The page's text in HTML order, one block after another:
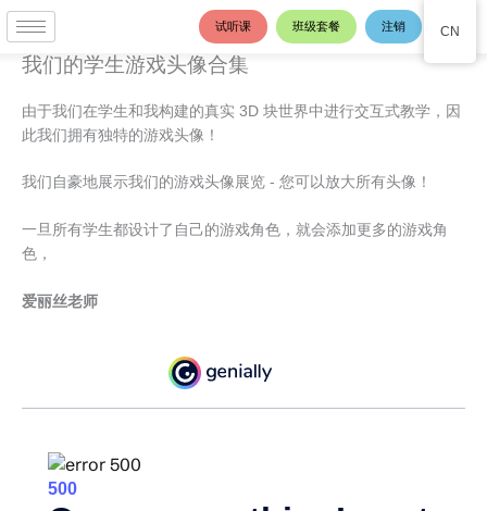
跳
试听课 班级套餐 注销
我们的学生游戏头像合集
由于我们在学生和我构建的真实 3D 块世界中进行交互式教学，因
此我们拥有独特的游戏头像！
我们自豪地展示我们的游戏头像展览 - 您可以放大所有头像！
一旦所有学生都设计了自己的游戏角色，就会添加更多的游戏角
色，
爱丽丝老师
CN